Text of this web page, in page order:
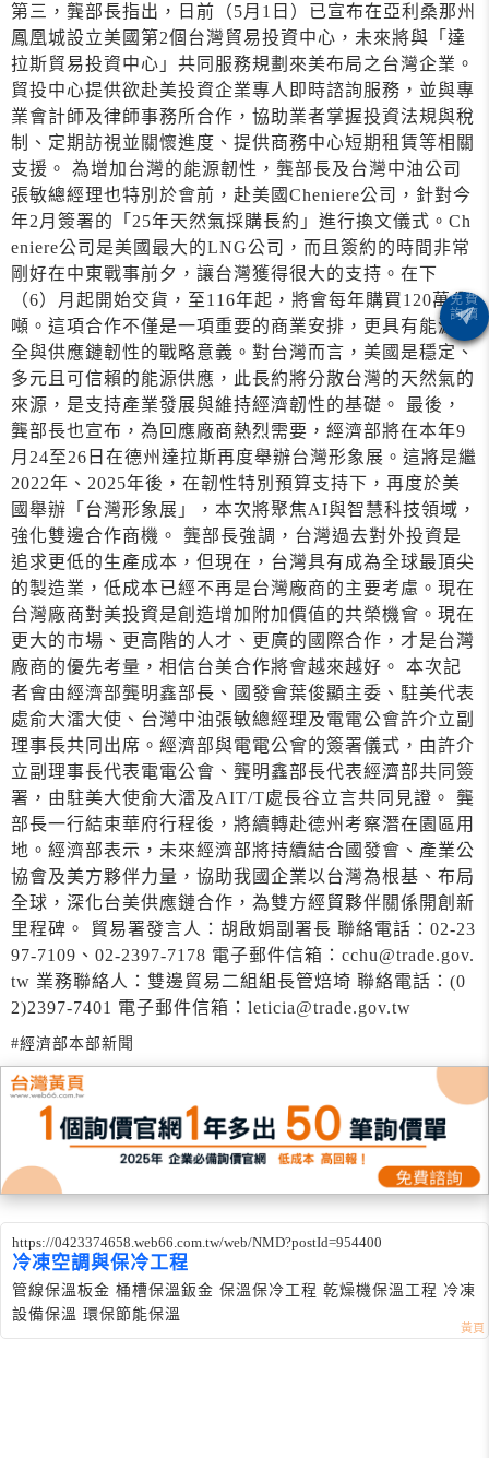
第三，龔部長指出，日前（5月1日）已宣布在亞利桑那州
鳳凰城設立美國第2個台灣貿易投資中心，未來將與「達
拉斯貿易投資中心」共同服務規劃來美布局之台灣企業。
貿投中心提供欲赴美投資企業專人即時諮詢服務，並與專
業會計師及律師事務所合作，協助業者掌握投資法規與稅
制、定期訪視並關懷進度、提供商務中心短期租賃等相關
支援。 為增加台灣的能源韌性，龔部長及台灣中油公司
張敏總經理也特別於會前，赴美國Cheniere公司，針對今
年2月簽署的「25年天然氣採購長約」進行換文儀式。Ch
eniere公司是美國最大的LNG公司，而且簽約的時間非常
剛好在中東戰事前夕，讓台灣獲得很大的支持。在下
（6）月起開始交貨，至116年起，將會每年購買120萬公
噸。這項合作不僅是一項重要的商業安排，更具有能源安
全與供應鏈韌性的戰略意義。對台灣而言，美國是穩定、
多元且可信賴的能源供應，此長約將分散台灣的天然氣的
來源，是支持產業發展與維持經濟韌性的基礎。 最後，
龔部長也宣布，為回應廠商熱烈需要，經濟部將在本年9
月24至26日在德州達拉斯再度舉辦台灣形象展。這將是繼
2022年、2025年後，在韌性特別預算支持下，再度於美
國舉辦「台灣形象展」，本次將聚焦AI與智慧科技領域，
強化雙邊合作商機。 龔部長強調，台灣過去對外投資是
追求更低的生產成本，但現在，台灣具有成為全球最頂尖
的製造業，低成本已經不再是台灣廠商的主要考慮。現在
台灣廠商對美投資是創造增加附加價值的共榮機會。現在
更大的市場、更高階的人才、更廣的國際合作，才是台灣
廠商的優先考量，相信台美合作將會越來越好。 本次記
者會由經濟部龔明鑫部長、國發會葉俊顯主委、駐美代表
處俞大㵢大使、台灣中油張敏總經理及電電公會許介立副
理事長共同出席。經濟部與電電公會的簽署儀式，由許介
立副理事長代表電電公會、龔明鑫部長代表經濟部共同簽
署，由駐美大使俞大㵢及AIT/T處長谷立言共同見證。 龔
部長一行結束華府行程後，將續轉赴德州考察潛在園區用
地。經濟部表示，未來經濟部將持續結合國發會、產業公
協會及美方夥伴力量，協助我國企業以台灣為根基、布局
全球，深化台美供應鏈合作，為雙方經貿夥伴關係開創新
里程碑。 貿易署發言人：胡啟娟副署長 聯絡電話：02-23
97-7109、02-2397-7178 電子郵件信箱：cchu@trade.gov.
tw 業務聯絡人：雙邊貿易二組組長管焙埼 聯絡電話：(0
2)2397-7401 電子郵件信箱：leticia@trade.gov.tw
#經濟部本部新聞
https://0423374658.web66.com.tw/web/NMD?postId=954400
冷凍空調與保冷工程
管線保溫板金 桶槽保溫鈑金 保溫保冷工程 乾燥機保溫工程 冷凍
設備保溫 環保節能保溫